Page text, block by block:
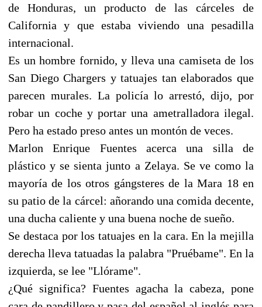
de Honduras, un producto de las cárceles de
California y que estaba viviendo una pesadilla
internacional.
Es un hombre fornido, y lleva una camiseta de los
San Diego Chargers y tatuajes tan elaborados que
parecen murales. La policía lo arrestó, dijo, por
robar un coche y portar una ametralladora ilegal.
Pero ha estado preso antes un montón de veces.
Marlon Enrique Fuentes acerca una silla de
plástico y se sienta junto a Zelaya. Se ve como la
mayoría de los otros gángsteres de la Mara 18 en
su patio de la cárcel: añorando una comida decente,
una ducha caliente y una buena noche de sueño.
Se destaca por los tatuajes en la cara. En la mejilla
derecha lleva tatuadas la palabra "Pruébame". En la
izquierda, se lee "Llórame".
¿Qué significa? Fuentes agacha la cabeza, pone